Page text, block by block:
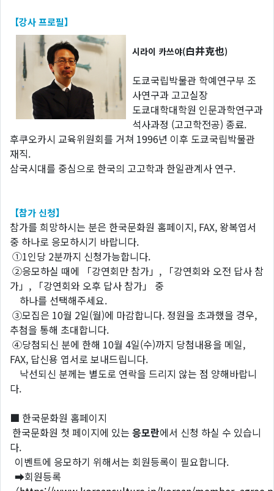
【강사프로필】
시라이 카쓰야(白井克也)
도쿄국립박물관 학예연구부 조
사연구과 고고실장
도쿄대학대학원 인문과학연구과
석사과정 (고고학전공) 종료.
후쿠오카시 교육위원회를 거쳐 1996년 이후 도쿄국립박물관
재직.
삼국시대를 중심으로 한국의 고고학과 한일관계사 연구.
【참가 신청】
참가를 희망하시는 분은 한국문화원 홈페이지, FAX, 왕복엽서
중 하나로 응모하시기 바랍니다.
①1인당 2분까지 신청가능합니다.
②응모하실 때에 「강연회만 참가」, 「강연회와 오전 답사 참
가」, 「강연회와 오후 답사 참가」 중
하나를 선택해주세요.
③모집은 10월 2일(월)에 마감합니다. 정원을 초과했을 경우,
추첨을 통해 초대합니다.
④당첨되신 분에 한해 10월 4일(수)까지 당첨내용을 메일,
FAX, 답신용 엽서로 보내드립니다.
낙선되신 분께는 별도로 연락을 드리지 않는 점 양해바랍니
다.
■ 한국문화원 홈페이지
한국문화원 첫 페이지에 있는 응모란에서 신청 하실 수 있습니
다.
이벤트에 응모하기 위해서는 회원등록이 필요합니다.
➡회원등록